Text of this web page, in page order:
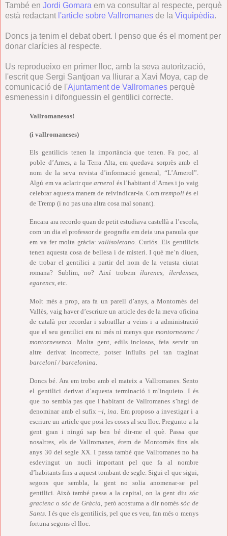
També en Jordi Gomara em va consultar al respecte, perquè
està redactant l'article sobre Vallromanes de la Viquipèdia.
Doncs ja tenim el debat obert. I penso que és el moment per
donar clarícies al respecte.
Us reprodueixo en primer lloc, amb la seva autorització,
l'escrit que Sergi Santjoan va lliurar a Xavi Moya, cap de
comunicació de l'Ajuntament de Vallromanes perquè
esmenessin i difonguessin el gentilici correcte.
Vallromanesos!
(i vallromaneses)
Els gentilicis tenen la importància que tenen. Fa poc, al
poble d’Arnes, a la Terra Alta, em quedava sorprès amb el
nom de la seva revista d’informació general, “L’Arnerol”.
Algú em va aclarir quearnerol és l’habitant d’Arnes i jo vaig
celebrar aquesta manera de reivindicar-la. Comtrempolíés el
de Tremp (i no pas una altra cosa mal sonant).
Encara ara recordo quan de petit estudiava castellà a l’escola,
com un dia el professor de geografia em deia una paraula que
em va fer molta gràcia:vallisoletano. Curiós. Els gentilicis
tenen aquesta cosa de bellesa i de misteri. I què me’n diuen,
de trobar el gentilici a partir del nom de la vetusta ciutat
romana? Sublim, no? Així trobemilurencs, ilerdenses,
egarencs, etc.
Molt més a prop, ara fa un parell d’anys, a Montornès del
Vallès, vaig haver d’escriure un article des de la meva oficina
de català per recordar i subratllar a veïns i a administració
que el seu gentilici era ni més ni menys que montornesenc /
montornesenca. Molta gent, edils inclosos, feia servir un
altre derivat incorrecte, potser influïts pel tan traginat
barceloní / barcelonina.
Doncs bé. Ara em trobo amb el mateix a Vallromanes. Sento
el gentilici derivat d’aquesta terminació i m’inquieto. I és
que no sembla pas que l’habitant de Vallromanes s’hagi de
denominar amb el sufix –i, ina . Em proposo a investigar i a
escriure un article que posi les coses al seu lloc. Pregunto a la
gent gran i ningú sap ben bé dir-me el què. Passa que
nosaltres, els de Vallromanes, érem de Montornès fins als
anys 30 del segle XX. I passa també que Vallromanes no ha
esdevingut un nucli important pel que fa al nombre
d’habitants fins a aquest tombant de segle. Sigui el que sigui,
segons que sembla, la gent no solia anomenar-se pel
gentilici. Això també passa a la capital, on la gent diu sóc
gracienc osóc de Gràcia , però acostuma a dir només sóc de
Sants . I és que els gentilicis, pel que es veu, fan més o menys
fortuna segons el lloc.